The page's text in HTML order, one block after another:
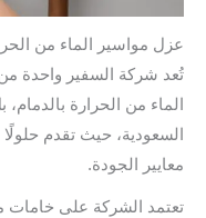
عزل مواسير الماء من
تُعد شركة السفير واحدة
الماء من الحرارة
السعودية، حيث تقدم
معايير الجودة.
تعتمد الشركة على خامات